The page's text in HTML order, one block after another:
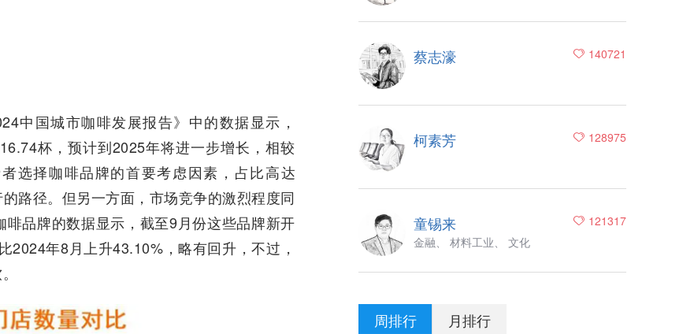
中国城市咖啡发展报告》中的数据显示，
杯，预计到2025年将进一步增长，相较
选择咖啡品牌的首要考虑因素，占比高达
路径。但另一方面，市场竞争的激烈程度同
品牌的数据显示，截至9月份这些品牌新开
年8月上升43.10%，略有回升，不过，
140721
蔡志濠
128975
柯素芳
121317
童锡来
金融、 材料工业、 文化
周排行 月排行